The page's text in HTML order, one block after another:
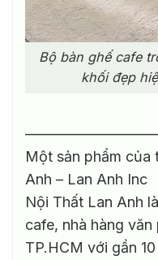
Bộ bàn ghế cafe
khối đẹp
Một sản phẩm của
Anh – Lan Anh Inc
Nội Thất Lan Anh
cafe, nhà hàng
TP.HCM với gần